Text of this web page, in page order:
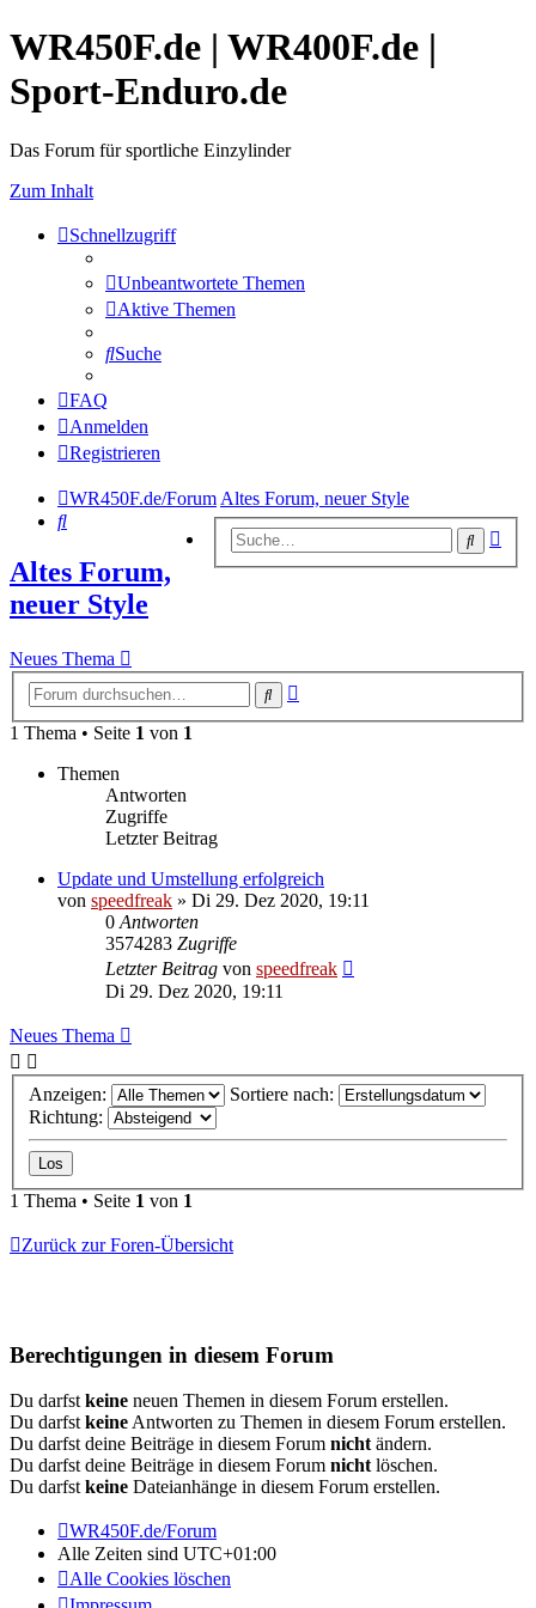
WR450F.de | WR400F.de |
Sport-Enduro.de
Das Forum für sportliche Einzylinder
Zum Inhalt
Schnellzugriff
Unbeantwortete Themen
Aktive Themen
Suche
FAQ
Anmelden
Registrieren
WR450F.de/Forum Altes Forum, neuer Style
Suche
Suche
Altes Forum,
neuer Style
Neues Thema
Suche
1 Thema • Seite 1 von 1
Themen
Antworten
Zugriffe
Letzter Beitrag
Update und Umstellung erfolgreich
von speedfreak » Di 29. Dez 2020, 19:11
0 Antworten
3574283 Zugriffe
Letzter Beitrag von speedfreak
Di 29. Dez 2020, 19:11
Neues Thema
Anzeigen:
Sortiere nach:
Richtung:
1 Thema • Seite 1 von 1
Zurück zur Foren-Übersicht
Berechtigungen in diesem Forum
Du darfst keine neuen Themen in diesem Forum erstellen.
Du darfst keine Antworten zu Themen in diesem Forum erstellen.
Du darfst deine Beiträge in diesem Forum nicht ändern.
Du darfst deine Beiträge in diesem Forum nicht löschen.
Du darfst keine Dateianhänge in diesem Forum erstellen.
WR450F.de/Forum
Alle Zeiten sind UTC+01:00
Alle Cookies löschen